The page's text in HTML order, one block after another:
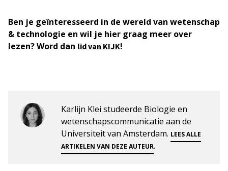
Ben je geïnteresseerd in de wereld van wetenschap
& technologie en wil je hier graag meer over
lezen? Word dan lid van KIJK!
Karlijn Klei studeerde Biologie en
wetenschapscommunicatie aan de
Universiteit van Amsterdam. LEES ALLE
ARTIKELEN VAN DEZE AUTEUR.